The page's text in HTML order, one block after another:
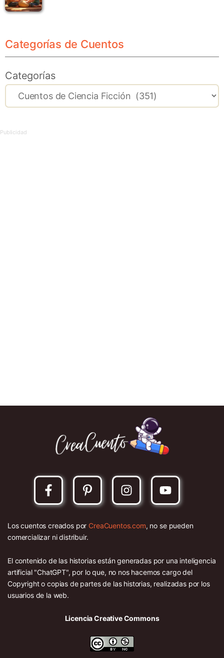
Categorías de Cuentos
Categorías
Los cuentos creados por CreaCuentos.com, no se pueden
comercializar ni distribuir.
El contenido de las historias están generadas por una inteligencia
artificial "ChatGPT", por lo que, no nos hacemos cargo del
Copyright o copias de partes de las historias, realizadas por los
usuarios de la web.
Licencia Creative Commons